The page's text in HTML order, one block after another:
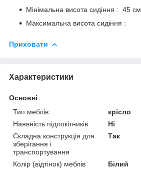
Мінімальна висота сидіння : 45 см
Максимальна висота сидіння :
Приховати
Характеристики
Основні
Тип меблів
крісло
Наявність підлокітників
Ні
Складна конструкція для
зберігання і
транспортування
Так
Колір (відтінок) меблів
Білий